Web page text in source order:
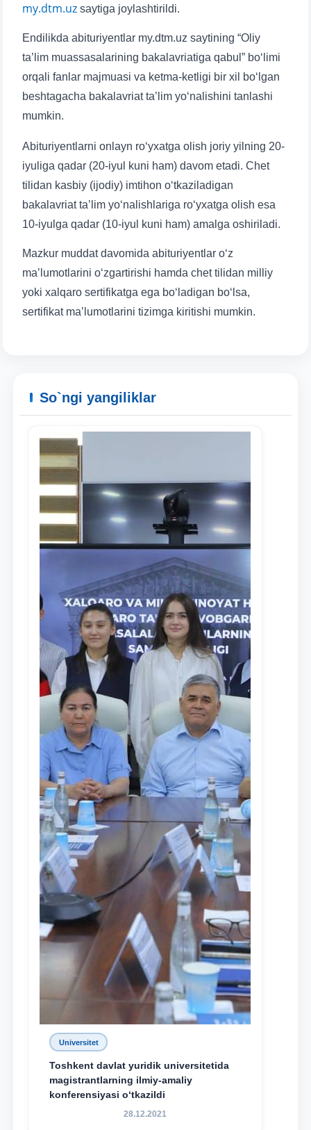
Ism va familiyangiz
Pochta
yuborish
my.dtm.uz saytiga joylashtirildi.
Endilikda abituriyentlar my.dtm.uz saytining “Oliy
ta’lim muassasalarining bakalavriatiga qabul” bo‘limi
orqali fanlar majmuasi va ketma-ketligi bir xil bo‘lgan
beshtagacha bakalavriat ta’lim yo‘nalishini tanlashi
mumkin.
Abituriyentlarni onlayn ro‘yxatga olish joriy yilning 20-
iyuliga qadar (20-iyul kuni ham) davom etadi. Chet
tilidan kasbiy (ijodiy) imtihon o‘tkaziladigan
bakalavriat ta’lim yo‘nalishlariga ro‘yxatga olish esa
10-iyulga qadar (10-iyul kuni ham) amalga oshiriladi.
Mazkur muddat davomida abituriyentlar o‘z
ma’lumotlarini o‘zgartirishi hamda chet tilidan milliy
yoki xalqaro sertifikatga ega bo‘ladigan bo‘lsa,
sertifikat ma’lumotlarini tizimga kiritishi mumkin.
So`ngi yangiliklar
Universitet
Toshkent davlat yuridik universitetida
magistrantlarning ilmiy-amaliy
konferensiyasi o‘tkazildi
28.12.2021